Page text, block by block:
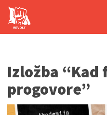
Izložba
progovore”